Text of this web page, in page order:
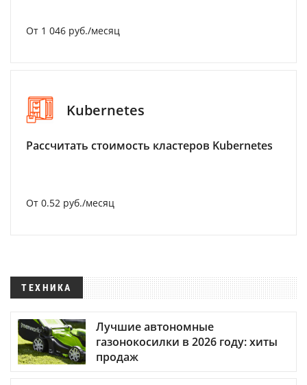
От 1 046 руб./месяц
Kubernetes
Рассчитать стоимость кластеров Kubernetes
От 0.52 руб./месяц
ТЕХНИКА
Лучшие автономные
газонокосилки в 2026 году: хиты
продаж